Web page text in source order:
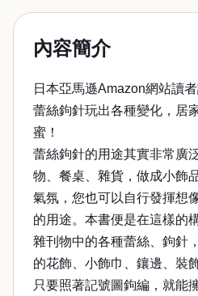
內容簡介
日本亞馬遜Amazon網站讀者
蕾絲鉤針玩出各種變化，居
蜜！
蕾絲鉤針的用途其實非常廣
物、餐桌、雜貨，做成小飾
氣氛，您也可以自行發揮想
的用途。本書便是在這樣的
雜刊物中的各種蕾絲、鉤針
的花飾、小飾巾、鑲邊、裝
只要照著記號圖鉤編，就能